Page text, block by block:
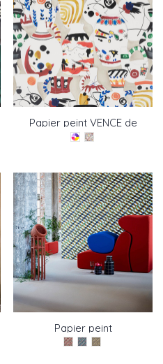
Papier peint VENCE de
Pierre Frey
Papier peint
PERSEPOLIS de Pierre